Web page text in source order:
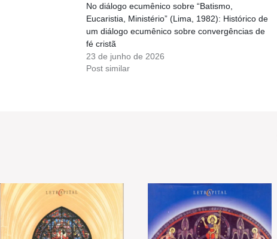
No diálogo ecumênico sobre “Batismo,
Eucaristia, Ministério” (Lima, 1982): Histórico de
um diálogo ecumênico sobre convergências de
fé cristã
23 de junho de 2026
Post similar